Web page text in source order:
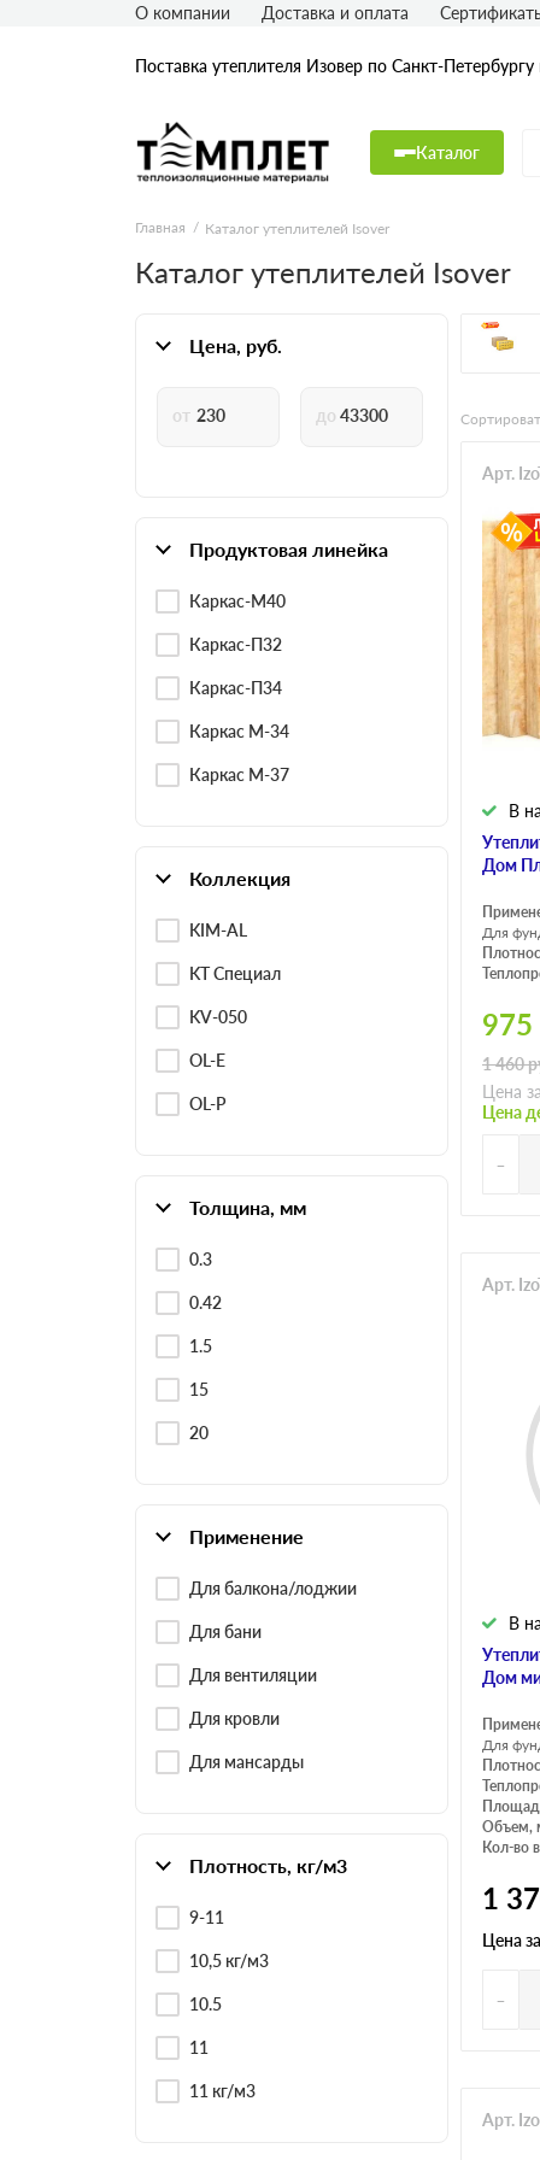
Поставка утеплителя Изовер по Санкт-
Каталог
О компании Доставка и оплата
Главная Каталог утеплителей Isover
Каталог утеплителей Isover
Цена, руб.
Продуктовая линейка
Каркас-М40
Каркас-П32
Каркас-П34
Каркас М-34
Каркас М-37
Коллекция
KIM-AL
KT Специал
KV-050
OL-E
OL-P
Толщина, мм
0.3
0.42
1.5
15
20
Применение
Для балкона/лоджии
Для бани
Для вентиляции
Для кровли
Для мансарды
Плотность, кг/м3
9-11
10,5 кг/м3
10.5
11
11 кг/м3
Дом
В
Арт.
Для
975
1 460
Цена
Цена
-
Дом
В
Арт.
Для
Объем,
Кол-во
1
Цена за
-
Арт.